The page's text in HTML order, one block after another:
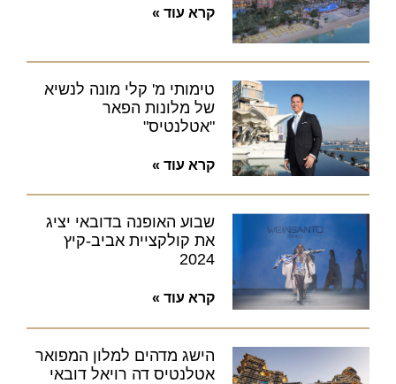
קרא עוד »
טימותי מ' קלי מונה לנשיא
של מלונות הפאר
"אטלנטיס"
קרא עוד »
שבוע האופנה בדובאי יציג
את קולקציית אביב-קיץ
2024
קרא עוד »
הישג מדהים למלון המפואר
אטלנטיס דה רויאל דובאי